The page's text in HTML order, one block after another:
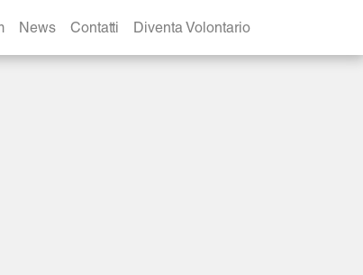
News Contatti Diventa Volontario